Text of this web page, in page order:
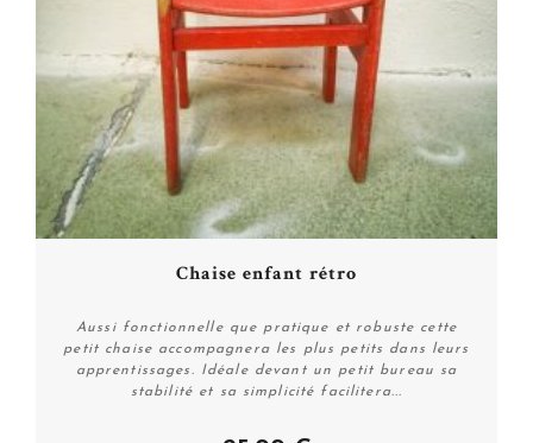
Chaise enfant rétro
Aussi fonctionnelle que pratique et robuste cette
petit chaise accompagnera les plus petits dans leurs
apprentissages. Idéale devant un petit bureau sa
stabilité et sa simplicité facilitera...